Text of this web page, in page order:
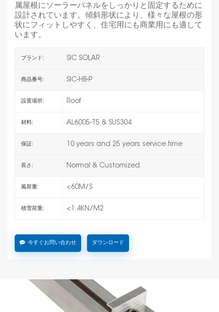
属屋根にソーラーパネルをしっかりと固定するために
設計されています。傾斜形状により、様々な屋根の形
状にフィットしやすく、住宅用にも商業用にも適して
います。
ブランド: SIC SOLAR
商品番号: SIC-HB-P
設置場所: Roof
材料: AL6005-T5 & SUS304
保証: 10 years and 25 years service time
長さ: Normal & Customized
風荷重: <60M/S
積雪荷重: <1.4KN/M2
今すぐお問い合わせ ダウンロード